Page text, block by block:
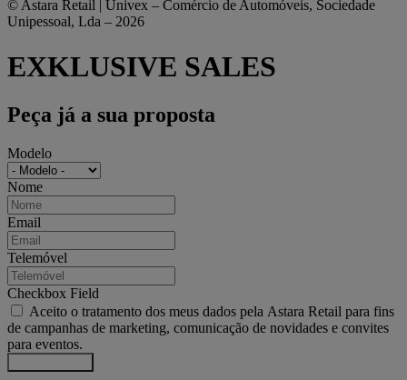
© Astara Retail | Univex – Comércio de Automóveis, Sociedade
Unipessoal, Lda – 2026
EXKLUSIVE SALES
Peça já a sua proposta
Modelo
Nome
Email
Telemóvel
Checkbox Field
Aceito o tratamento dos meus dados pela Astara Retail para fins
de campanhas de marketing, comunicação de novidades e convites
para eventos.